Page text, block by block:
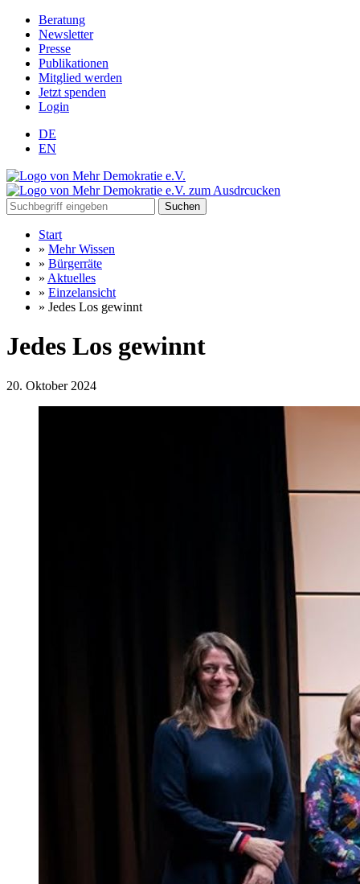
Beratung
Newsletter
Presse
Publikationen
Mitglied werden
Jetzt spenden
Login
DE
EN
Suchen
Start
» Mehr Wissen
» Bürgerräte
» Aktuelles
» Einzelansicht
» Jedes Los gewinnt
Jedes Los gewinnt
20. Oktober 2024